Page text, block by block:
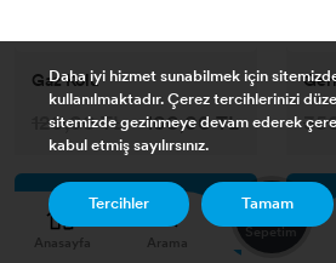
Anasayfa Arama
Sepetim
Gaz Kolu
120,00 TL 100,00 TL
Sepete Ekle
Daha iyi hizmet sunabilmek için
kullanılmaktadır. Çerez tercihlerinizi
sitemizde gezinmeye devam ederek
kabul etmiş sayılırsınız.
Tercihler Tamam